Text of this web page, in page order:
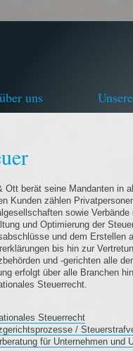
uns
Ott berät seine Mandanten in
Kunden zählen
sowie
und Optimierung der
und dem Erstellen
bis hin zur
und -gerichten alle
erfolgt über alle Branchen
Steuerrecht.
Steuerrecht
/
für Unternehmen und